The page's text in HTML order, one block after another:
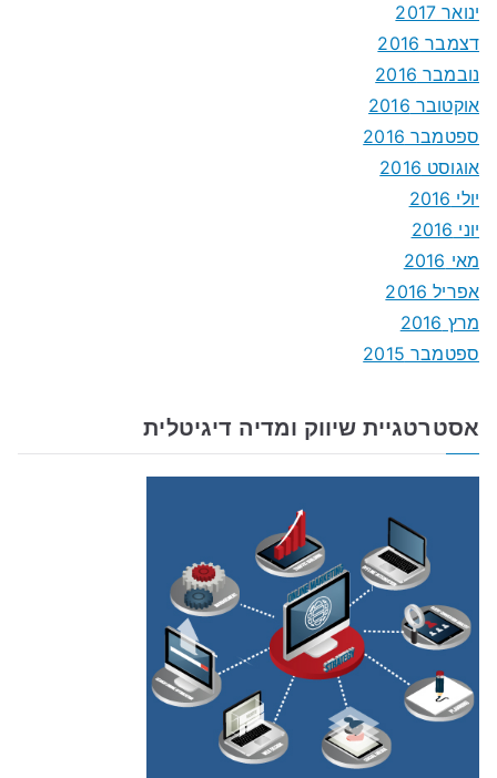
ינואר 2017
דצמבר 2016
נובמבר 2016
אוקטובר 2016
ספטמבר 2016
אוגוסט 2016
יולי 2016
יוני 2016
מאי 2016
אפריל 2016
מרץ 2016
ספטמבר 2015
אסטרטגיית שיווק ומדיה דיגיטלית